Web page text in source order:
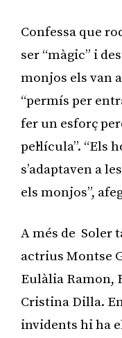
Confessa que
ser “màgic” i
monjos els van
“permís per
fer un esforç
pel·lícula”. “Els
s’adaptaven a
els monjos”,
A més de Soler
actrius Montse
Eulàlia Ramon,
Cristina Dilla.
invidents hi ha